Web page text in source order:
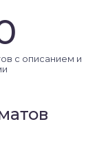
с описанием и